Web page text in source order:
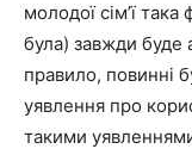
молодої сім’ї
була) завжди буде
правило, повинні
уявлення про
такими